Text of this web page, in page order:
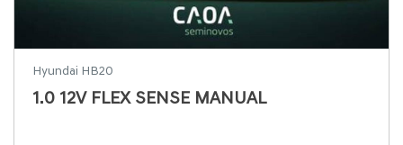
Hyundai HB20
1.0 12V FLEX SENSE MANUAL